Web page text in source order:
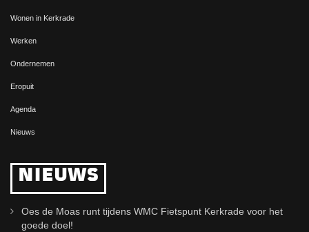
Wonen in Kerkrade
Werken
Ondernemen
Eropuit
Agenda
Nieuws
NIEUWS
Oes de Moas runt tijdens WMC Fietspunt Kerkrade voor het
goede doel!